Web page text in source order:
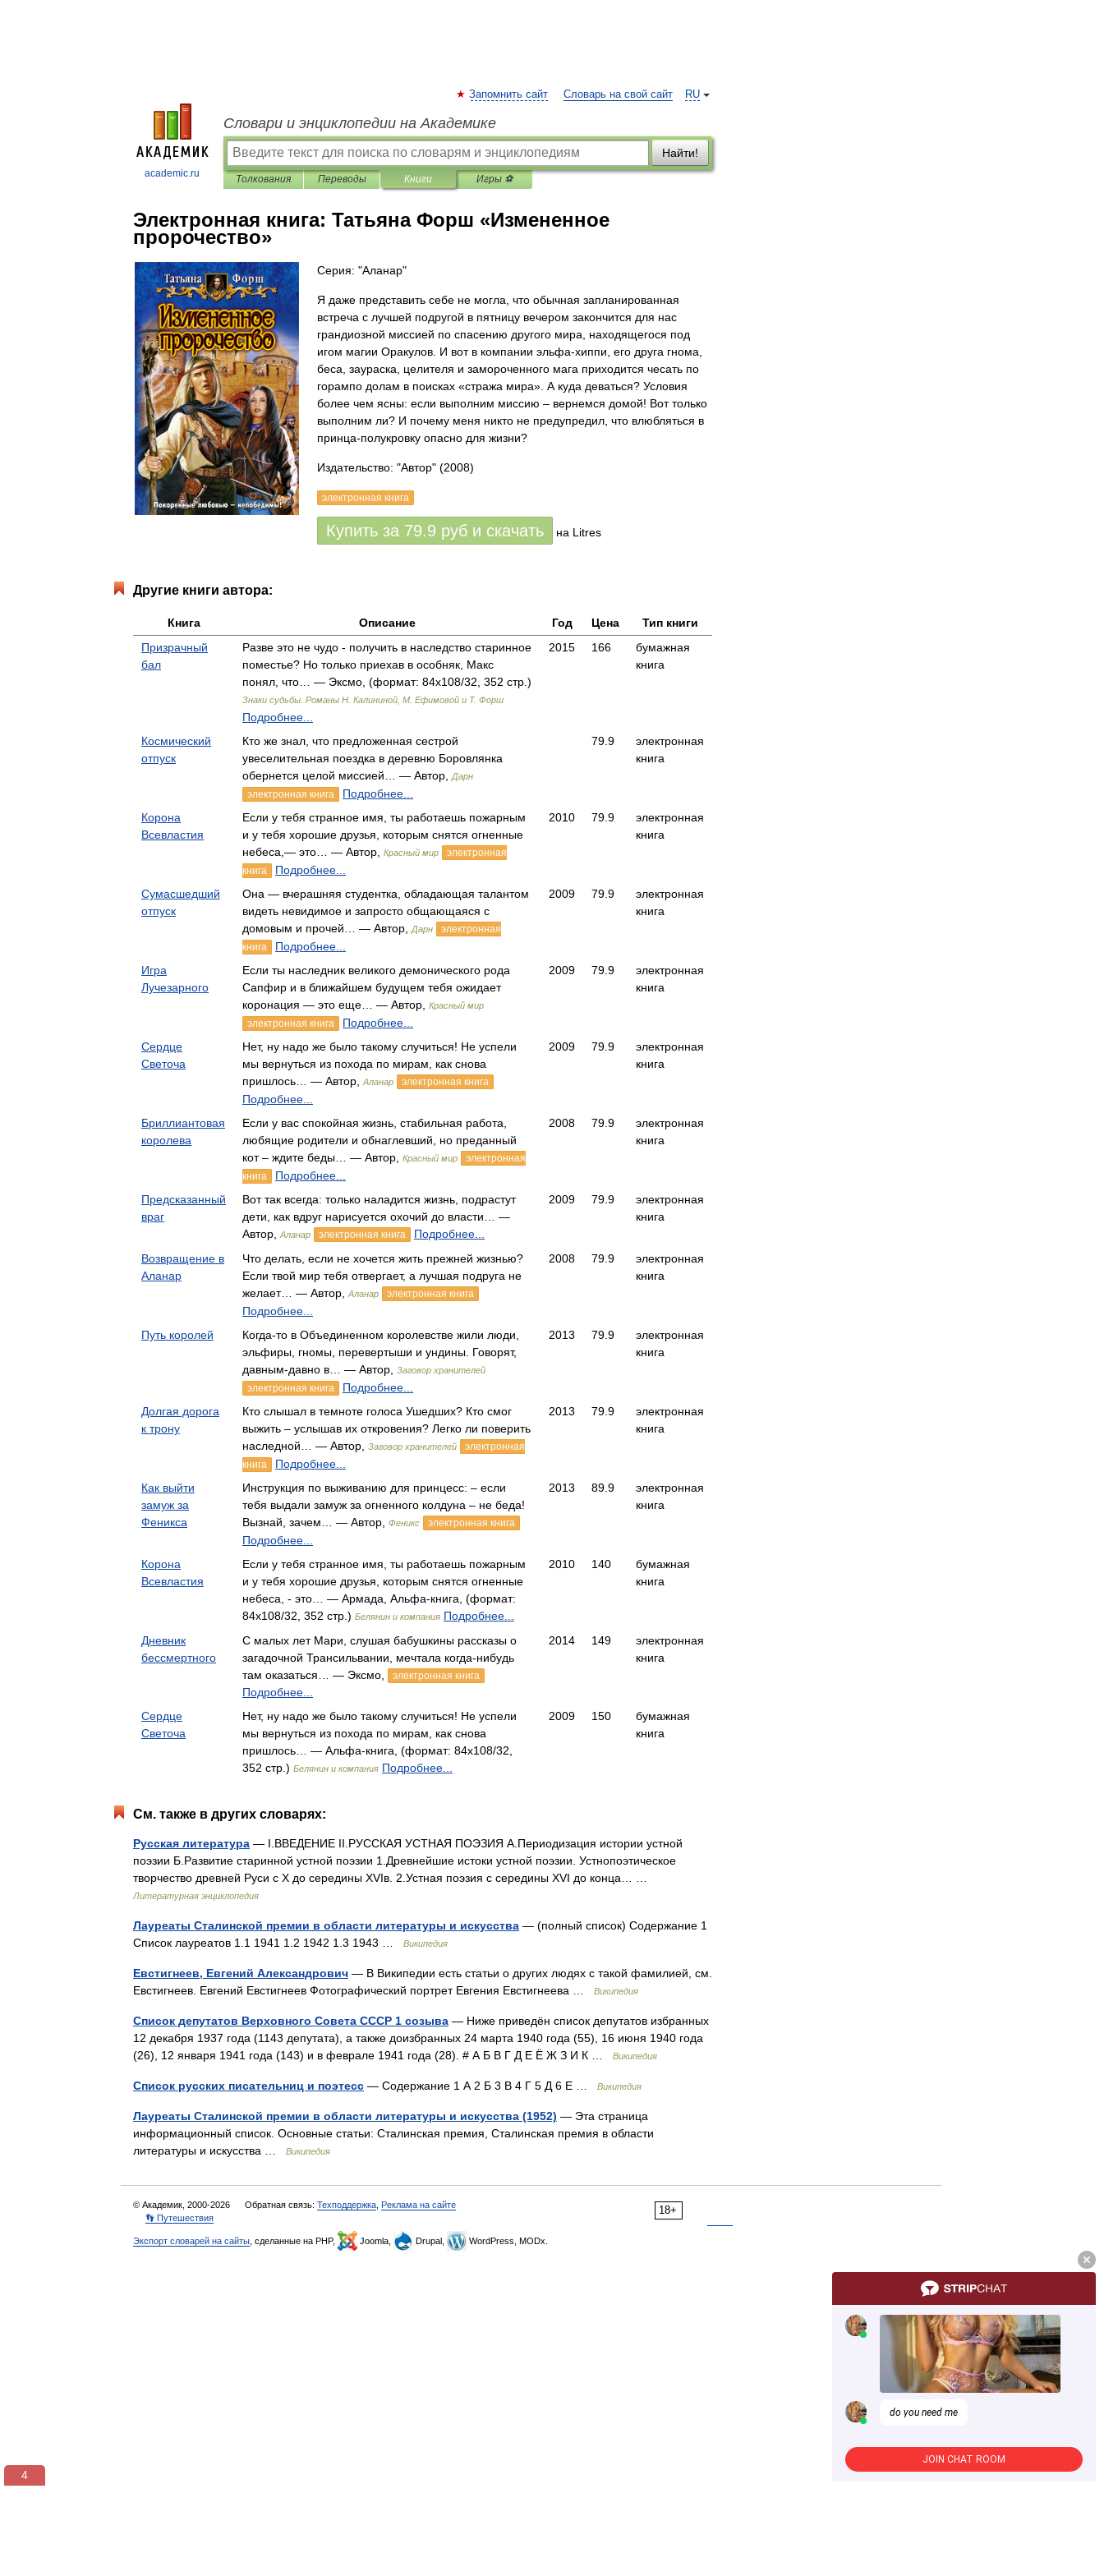
academic.ru
RU
Запомнить сайт Словарь на свой сайт
Словари и энциклопедии на Академике
Найти!
Толкования Переводы Книги Игры ⚽
Электронная книга: Татьяна Форш «Измененное
пророчество»
Серия: "Аланар"
Я даже представить себе не могла, что обычная запланированная
встреча с лучшей подругой в пятницу вечером закончится для нас
грандиозной миссией по спасению другого мира, находящегося под
игом магии Оракулов. И вот в компании эльфа-хиппи, его друга гнома,
беса, заураска, целителя и замороченного мага приходится чесать по
горампо долам в поисках «стража мира». А куда деваться? Условия
более чем ясны: если выполним миссию – вернемся домой! Вот только
выполним ли? И почему меня никто не предупредил, что влюбляться в
принца-полукровку опасно для жизни?
Издательство: "Автор" (2008)
электронная книга
Купить за 79.9 руб и скачать на Litres
Другие книги автора:
Книга Описание Год Цена
Тип книги
Призрачный
бал
Разве это не чудо - получить в наследство старинное
поместье? Но только приехав в особняк, Макс
понял, что… — Эксмо, (формат: 84x108/32, 352 стр.)
Знаки судьбы. Романы Н. Калининой, М. Ефимовой и Т. Форш
Подробнее...
2015 166
бумажная
книга
Космический
отпуск
Кто же знал, что предложенная сестрой
увеселительная поездка в деревню Боровлянка
обернется целой миссией… — Автор,
Дарн
электронная книга Подробнее...
79.9
электронная
книга
Корона
Всевластия
Если у тебя странное имя, ты работаешь пожарным
и у тебя хорошие друзья, которым снятся огненные
небеса,— это… — Автор,
Красный мир
электронная
книга
Подробнее...
2010 79.9
электронная
книга
Сумасшедший
отпуск
Она — вчерашняя студентка, обладающая талантом
видеть невидимое и запросто общающаяся с
домовым и прочей… — Автор,
Дарн
электронная
книга
Подробнее...
2009 79.9
электронная
книга
Игра
Лучезарного
Если ты наследник великого демонического рода
Сапфир и в ближайшем будущем тебя ожидает
коронация — это еще… — Автор,
Красный мир
электронная книга Подробнее...
2009 79.9
электронная
книга
Сердце
Светоча
Нет, ну надо же было такому случиться! Не успели
мы вернуться из похода по мирам, как снова
пришлось… — Автор,
Аланар электронная книга
Подробнее...
2009 79.9
электронная
книга
Бриллиантовая
королева
Если у вас спокойная жизнь, стабильная работа,
любящие родители и обнаглевший, но преданный
кот – ждите беды… — Автор,
Красный мир
электронная
книга
Подробнее...
2008 79.9
электронная
книга
Предсказанный
враг
Вот так всегда: только наладится жизнь, подрастут
дети, как вдруг нарисуется охочий до власти… —
Автор,
Аланар электронная книга Подробнее...
2009 79.9
электронная
книга
Возвращение в
Аланар
Что делать, если не хочется жить прежней жизнью?
Если твой мир тебя отвергает, а лучшая подруга не
желает… — Автор,
Аланар электронная книга
Подробнее...
2008 79.9
электронная
книга
Путь королей
Когда-то в Объединенном королевстве жили люди,
эльфиры, гномы, перевертыши и ундины. Говорят,
давным-давно в… — Автор,
Заговор хранителей
электронная книга Подробнее...
2013 79.9
электронная
книга
Долгая дорога
к трону
Кто слышал в темноте голоса Ушедших? Кто смог
выжить – услышав их откровения? Легко ли поверить
наследной… — Автор,
Заговор хранителей
электронная
книга
Подробнее...
2013 79.9
электронная
книга
Как выйти
замуж за
Феникса
Инструкция по выживанию для принцесс: – если
тебя выдали замуж за огненного колдуна – не беда!
Вызнай, зачем… — Автор,
Феникс электронная книга
Подробнее...
2013 89.9
электронная
книга
Корона
Всевластия
Если у тебя странное имя, ты работаешь пожарным
и у тебя хорошие друзья, которым снятся огненные
небеса, - это… — Армада, Альфа-книга, (формат:
84x108/32, 352 стр.) Белянин и компания Подробнее...
2010 140
бумажная
книга
Дневник
бессмертного
С малых лет Мари, слушая бабушкины рассказы о
загадочной Трансильвании, мечтала когда-нибудь
там оказаться… — Эксмо,
электронная книга
Подробнее...
2014 149
электронная
книга
Сердце
Светоча
Нет, ну надо же было такому случиться! Не успели
мы вернуться из похода по мирам, как снова
пришлось… — Альфа-книга, (формат: 84x108/32,
352 стр.) Белянин и компания Подробнее...
2009 150
бумажная
книга
См. также в других словарях:
Русская литература — I.ВВЕДЕНИЕ II.РУССКАЯ УСТНАЯ ПОЭЗИЯ А.Периодизация истории устной
поэзии Б.Развитие старинной устной поэзии 1.Древнейшие истоки устной поэзии. Устнопоэтическое
творчество древней Руси с X до середины XVIв. 2.Устная поэзия с середины XVI до конца… …
Литературная энциклопедия
Лауреаты Сталинской премии в области литературы и искусства — (полный список) Содержание 1
Список лауреатов 1.1 1941 1.2 1942 1.3 1943 …
Википедия
Евстигнеев, Евгений Александрович — В Википедии есть статьи о других людях с такой фамилией, см.
Евстигнеев. Евгений Евстигнеев Фотографический портрет Евгения Евстигнеева …
Википедия
Список депутатов Верховного Совета СССР 1 созыва — Ниже приведён список депутатов избранных
12 декабря 1937 года (1143 депутата), а также доизбранных 24 марта 1940 года (55), 16 июня 1940 года
(26), 12 января 1941 года (143) и в феврале 1941 года (28). # А Б В Г Д Е Ё Ж З И К …
Википедия
Список русских писательниц и поэтесс — Содержание 1 А 2 Б 3 В 4 Г 5 Д 6 Е … Википедия
Лауреаты Сталинской премии в области литературы и искусства (1952) — Эта страница
информационный список. Основные статьи: Сталинская премия, Сталинская премия в области
литературы и искусства …
Википедия
18+
© Академик, 2000-2026 Обратная связь: Техподдержка Реклама на сайте
👣 Путешествия
Экспорт словарей на сайты , сделанные на PHP, Joomla, Drupal, WordPress, MODx.
3